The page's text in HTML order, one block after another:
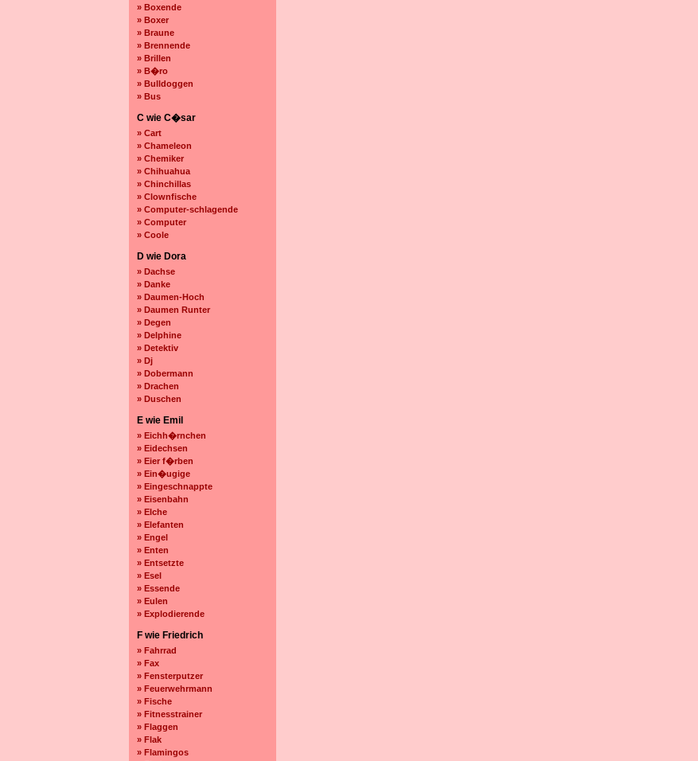
» Boxende
» Boxer
» Braune
» Brennende
» Brillen
» B�ro
» Bulldoggen
» Bus
C wie C�sar
» Cart
» Chameleon
» Chemiker
» Chihuahua
» Chinchillas
» Clownfische
» Computer-schlagende
» Computer
» Coole
D wie Dora
» Dachse
» Danke
» Daumen-Hoch
» Daumen Runter
» Degen
» Delphine
» Detektiv
» Dj
» Dobermann
» Drachen
» Duschen
E wie Emil
» Eichh�rnchen
» Eidechsen
» Eier f�rben
» Ein�ugige
» Eingeschnappte
» Eisenbahn
» Elche
» Elefanten
» Engel
» Enten
» Entsetzte
» Esel
» Essende
» Eulen
» Explodierende
F wie Friedrich
» Fahrrad
» Fax
» Fensterputzer
» Feuerwehrmann
» Fische
» Fitnesstrainer
» Flaggen
» Flak
» Flamingos